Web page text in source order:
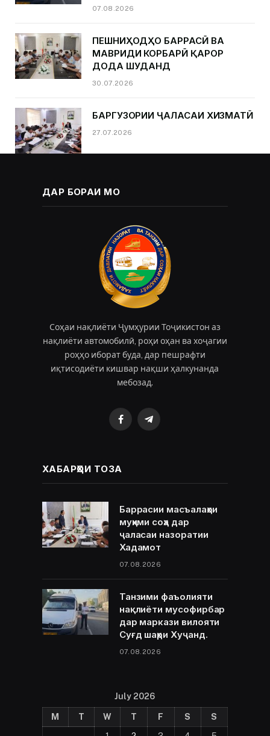
07.08.2026
ПЕШНИҲОДҲО БАРРАСӢ ВА
МАВРИДИ КОРБАРӢ ҚАРОР
ДОДА ШУДАНД
30.07.2026
БАРГУЗОРИИ ҶАЛАСАИ ХИЗМАТӢ
27.07.2026
ДАР БОРАИ МО
Соҳаи нақлиёти Ҷумҳурии Тоҷикистон аз
нақлиёти автомобилӣ, роҳи оҳан ва хоҷагии
роҳҳо иборат буда, дар пешрафти
иқтисодиёти кишвар нақши ҳалкунанда
мебозад.
FacebookTelegram
ХАБАРҲОИ ТОЗА
Баррасии масъалаҳои
муҳими соҳа дар
ҷаласаи назоратии
Хадамот
07.08.2026
Танзими фаъолияти
нақлиёти мусофирбар
дар маркази вилояти
Суғд шаҳри Хуҷанд.
07.08.2026
July 2026
M T W T F S
S